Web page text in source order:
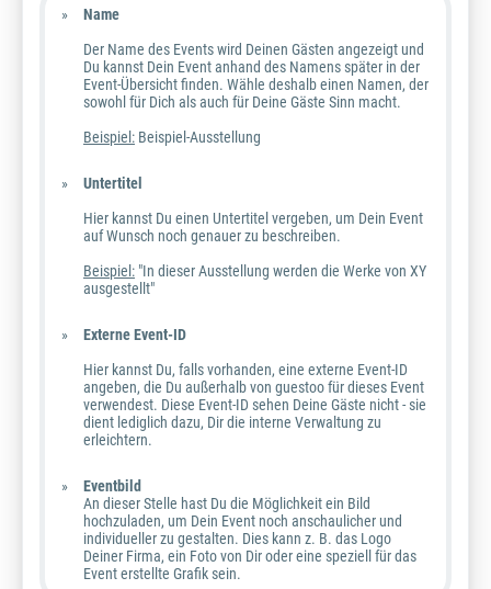
Name
Der Name des Events wird Deinen Gästen angezeigt und
Du kannst Dein Event anhand des Namens später in der
Event-Übersicht finden. Wähle deshalb einen Namen, der
sowohl für Dich als auch für Deine Gäste Sinn macht.
Beispiel: Beispiel-Ausstellung
Untertitel
Hier kannst Du einen Untertitel vergeben, um Dein Event
auf Wunsch noch genauer zu beschreiben.
Beispiel: "In dieser Ausstellung werden die Werke von XY
ausgestellt"
Externe Event-ID
Hier kannst Du, falls vorhanden, eine externe Event-ID
angeben, die Du außerhalb von guestoo für dieses Event
verwendest. Diese Event-ID sehen Deine Gäste nicht - sie
dient lediglich dazu, Dir die interne Verwaltung zu
erleichtern.
Eventbild
An dieser Stelle hast Du die Möglichkeit ein Bild
hochzuladen, um Dein Event noch anschaulicher und
individueller zu gestalten. Dies kann z. B. das Logo
Deiner Firma, ein Foto von Dir oder eine speziell für das
Event erstellte Grafik sein.